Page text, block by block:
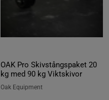
OAK Pro Skivstångspaket 20
kg med 90 kg Viktskivor
Oak Equipment